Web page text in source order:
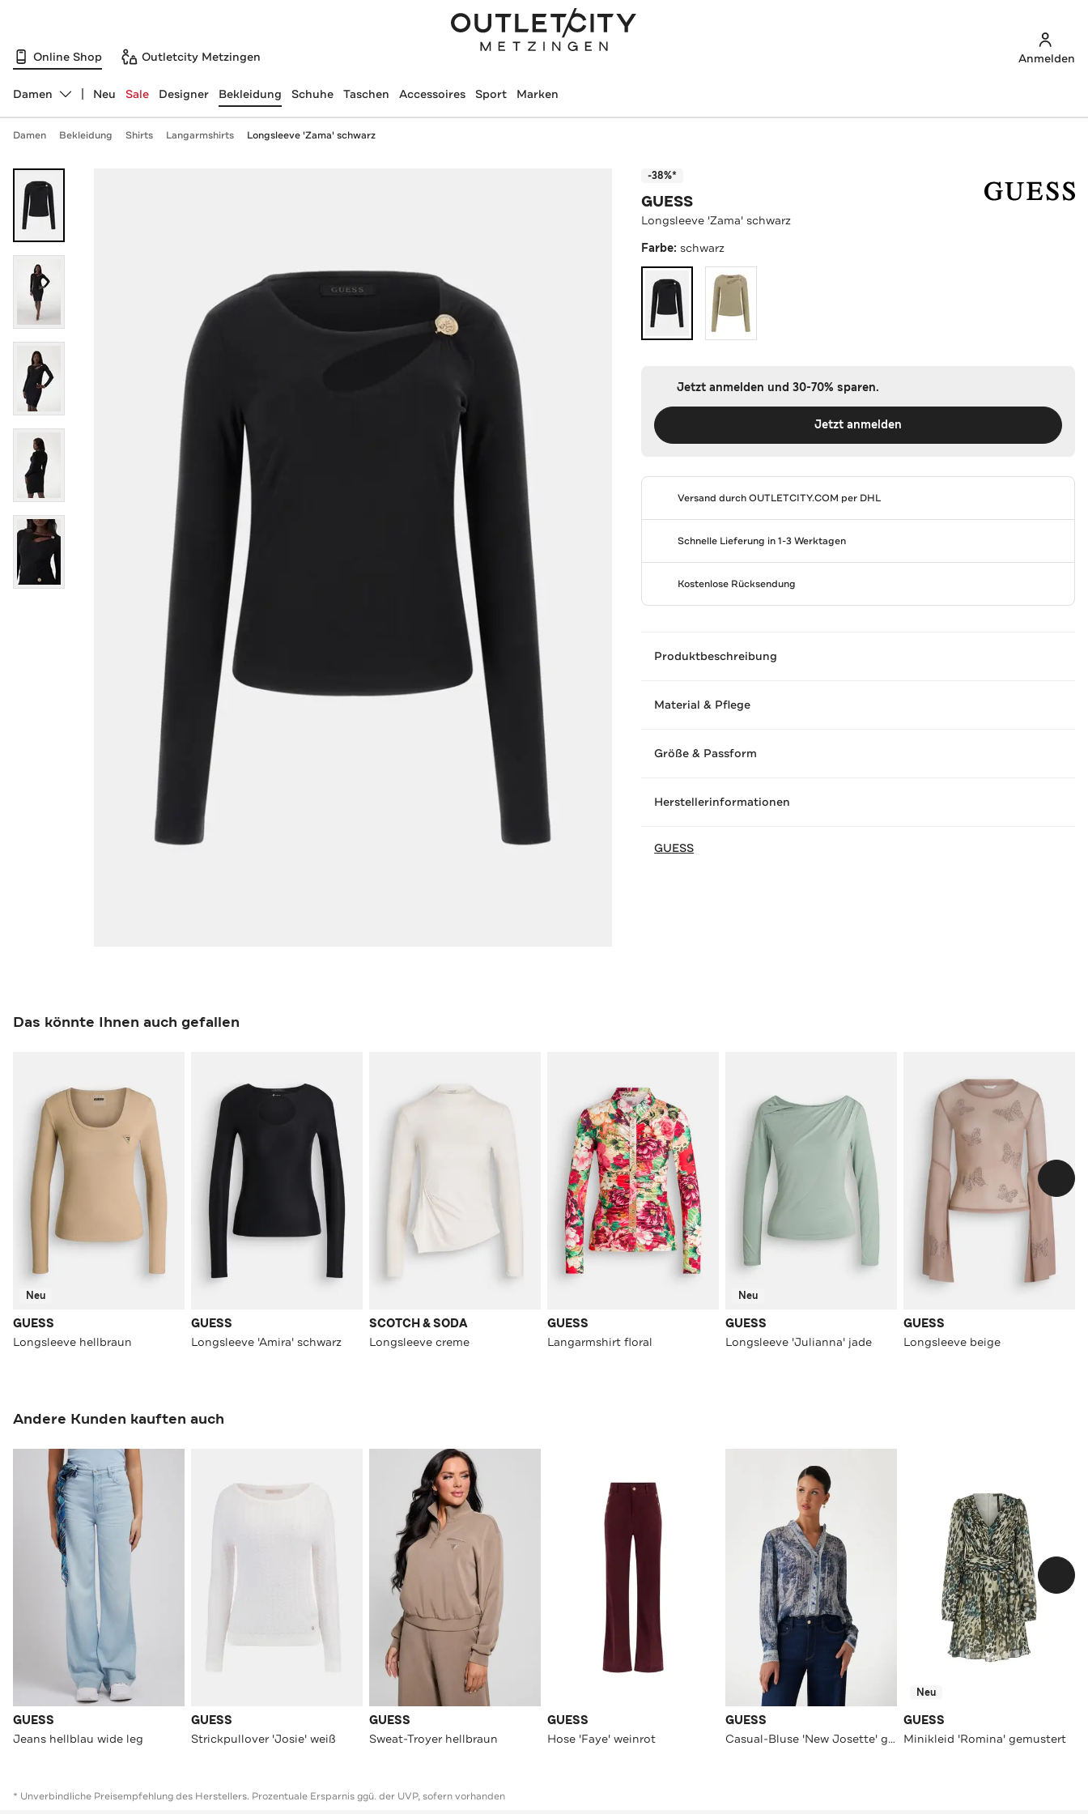
Online Shop Outletcity Metzingen Anmelden
Abteilung ändern, ausgewählt:
Damen Neu Sale Designer Bekleidung Schuhe Taschen Accessoires Sport Marken
Damen Bekleidung Shirts Langarmshirts Longsleeve 'Zama' schwarz
-38%*
GUESS
Longsleeve 'Zama' schwarz
Farbe: schwarz
Jetzt anmelden und 30-70% sparen.
Jetzt anmelden
Versand durchOUTLETCITY.COM per DHL
Schnelle Lieferung in 1-3 Werktagen
Kostenlose Rücksendung
Produktbeschreibung
Material & Pflege
Größe & Passform
Herstellerinformationen
GUESS
Das könnte Ihnen auch gefallen
Neu
GUESS
Longsleeve hellbraun
GUESS
Longsleeve 'Amira' schwarz
SCOTCH & SODA
Longsleeve creme
GUESS
Langarmshirt floral
Neu
GUESS
Longsleeve 'Julianna' jade
GUESS
Longsleeve beige
Andere Kunden kauften auch
GUESS
Jeans hellblau wide leg
GUESS
Strickpullover 'Josie' weiß
GUESS
Sweat-Troyer hellbraun
GUESS
Hose 'Faye' weinrot
GUESS
Casual-Bluse 'New Josette' gemustert
Neu
GUESS
Minikleid 'Romina' gemustert
* Unverbindliche Preisempfehlung des Herstellers. Prozentuale Ersparnis ggü. der UVP, sofern vorhanden